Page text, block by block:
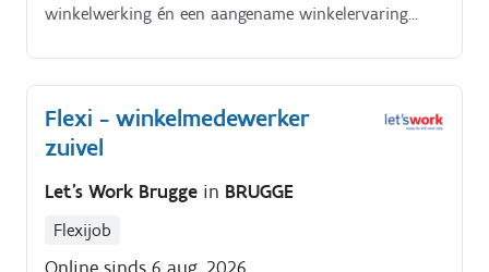
winkelwerking én een aangename winkelervaring
Flexi - winkelmedewerker
zuivel
Let's Work Brugge in BRUGGE
Flexijob